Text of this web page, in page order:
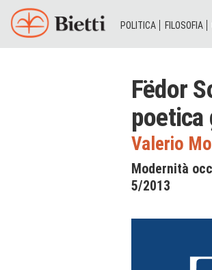
POLITICA FILOSOFIA
Fëdor
poetica
Valerio
Modernità
5/2013